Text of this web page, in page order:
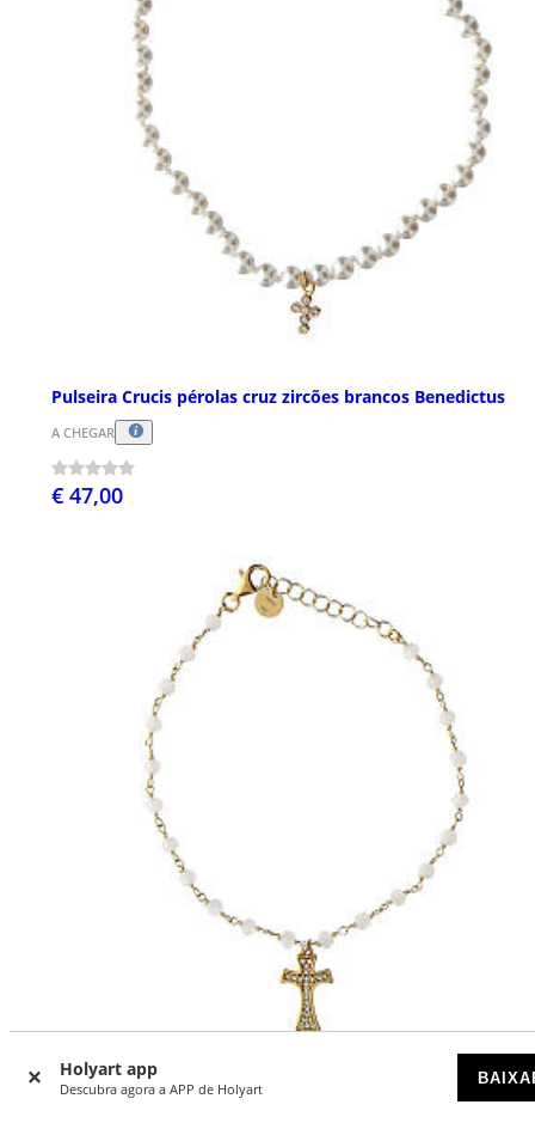
Holyart app
Descubra agora a APP de Holyart
Pulseira Crucis pérolas cruz zircões brancos Benedictus
A CHEGAR
€ 47,00
Pulseira Claritas ágata branca tau com zircões Benedictus